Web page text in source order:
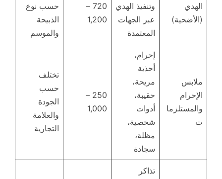
الهدي
(الأضحية)
وتنفيذ الهدي
عبر الجهات
المعتمدة
720 –
1,200
حسب نوع
الذبيحة
والموسم
ملابس
الإحرام
والمستلزما
ت
إحرام،
أحذية
مريحة،
حقيبة،
أدوات
شخصية،
مظلة،
سجادة
250 –
1,000
تختلف
حسب
الجودة
والعلامة
التجارية
تذاكر